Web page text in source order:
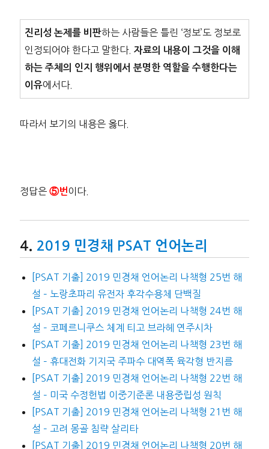
진리성 논제를 비판하는 사람들은 틀린 ‘정보’도 정보로
인정되어야 한다고 말한다. 자료의 내용이 그것을 이해
하는 주체의 인지 행위에서 분명한 역할을 수행한다는
이유에서다.
따라서 보기의 내용은 옳다.
정답은⑤번 이다.
2019 민경채 PSAT 언어논리
[PSAT 기출] 2019 민경채 언어논리 나책형 25번 해
설 – 노랑초파리 유전자 후각수용체 단백질
[PSAT 기출] 2019 민경채 언어논리 나책형 24번 해
설 – 코페르니쿠스 체계 티고 브라헤 연주시차
[PSAT 기출] 2019 민경채 언어논리 나책형 23번 해
설 – 휴대전화 기지국 주파수 대역폭 육각형 반지름
[PSAT 기출] 2019 민경채 언어논리 나책형 22번 해
설 – 미국 수정헌법 이중기준론 내용중립성 원칙
[PSAT 기출] 2019 민경채 언어논리 나책형 21번 해
설 – 고려 몽골 침략 살리타
[PSAT 기출] 2019 민경채 언어논리 나책형 20번 해